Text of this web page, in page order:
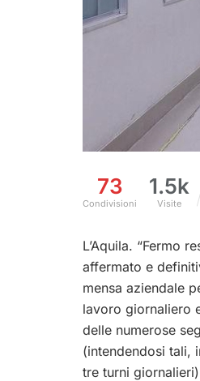
73
Condivisioni
1.5k
Visite
L’Aquila. “Fermo
affermato e
mensa aziendale
lavoro giornaliero
delle numerose
(intendendosi tali,
tre turni